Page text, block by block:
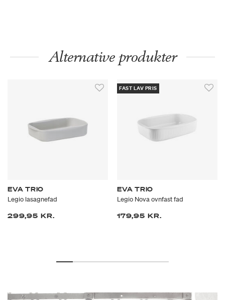
Alternative produkter
EVA TRIO
Legio lasagnefad
299,95 KR.
FAST LAV PRIS
EVA TRIO
Legio Nova ovnfast fad
179,95 KR.